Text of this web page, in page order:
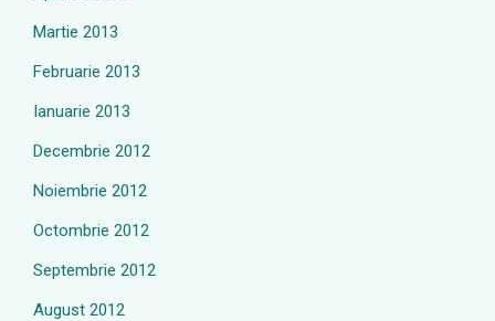
Martie 2013
Februarie 2013
Ianuarie 2013
Decembrie 2012
Noiembrie 2012
Octombrie 2012
Septembrie 2012
August 2012